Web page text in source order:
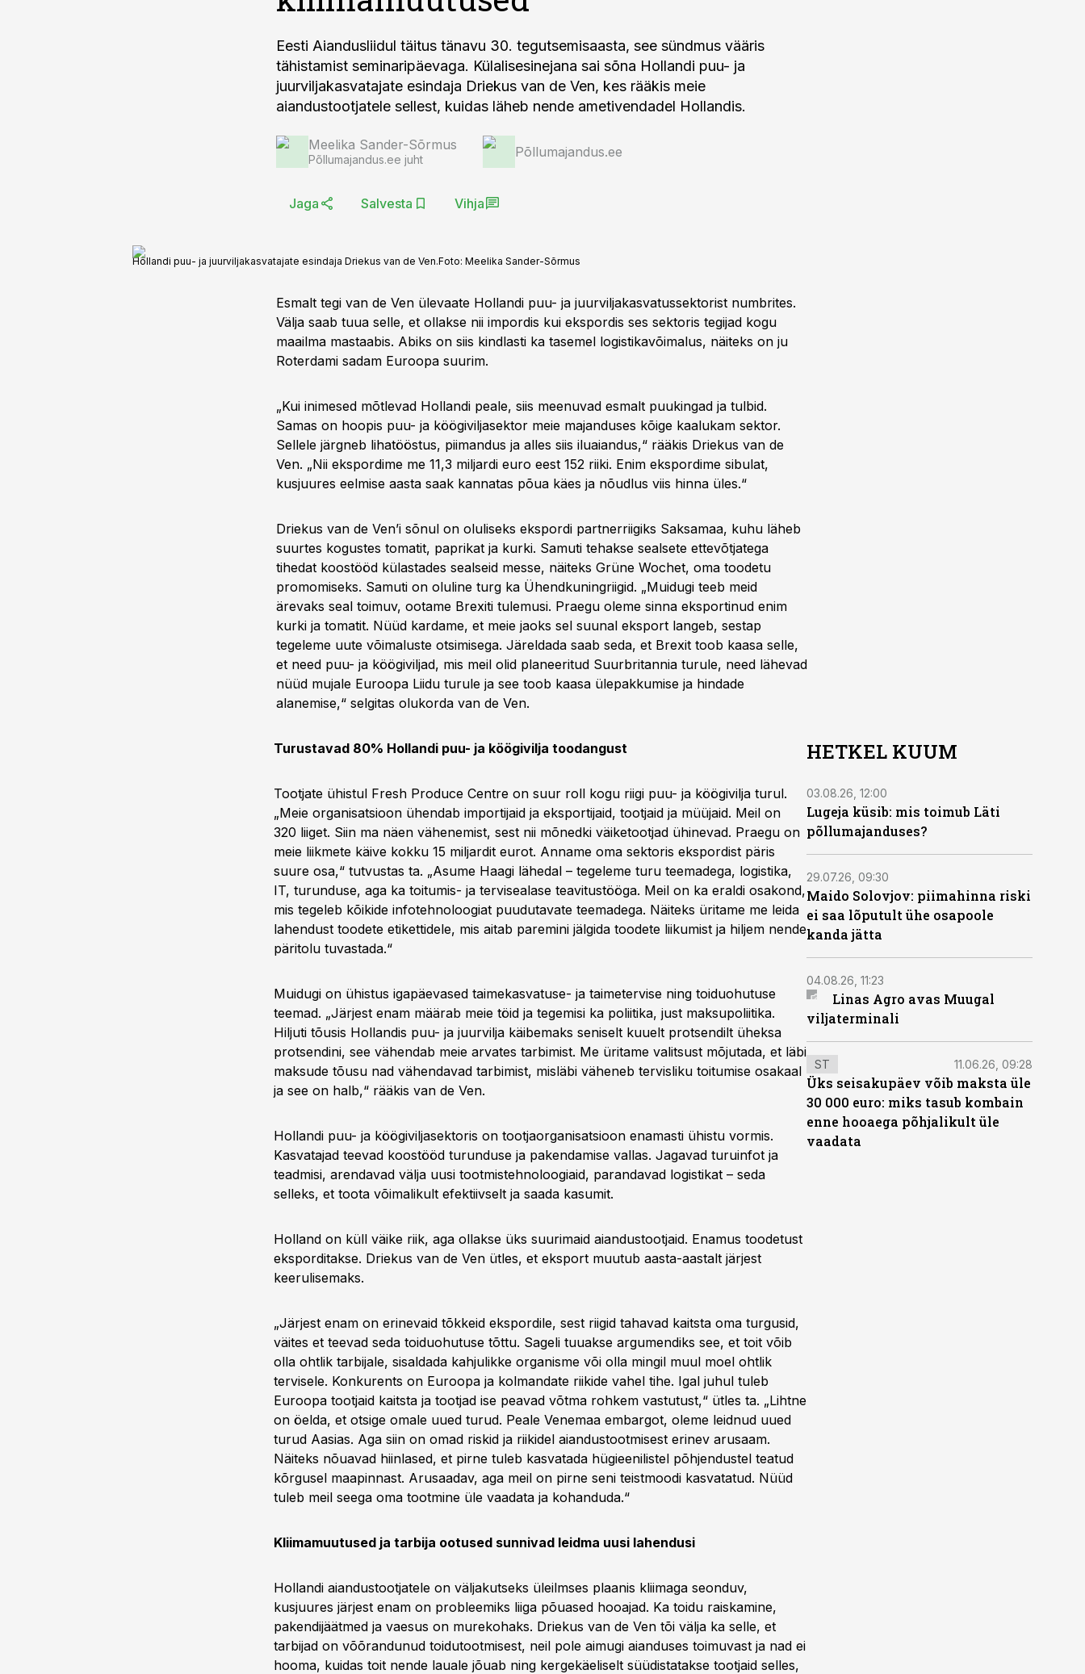
Eesti Aiandusliidul täitus tänavu 30. tegutsemisaasta, see sündmus vääris
tähistamist seminaripäevaga. Külalisesinejana sai sõna Hollandi puu- ja
juurviljakasvatajate esindaja Driekus van de Ven, kes rääkis meie
aiandustootjatele sellest, kuidas läheb nende ametivendadel Hollandis.
Meelika Sander-Sõrmus
Põllumajandus.ee juht Põllumajandus.ee
Jaga Salvesta Vihja
Hollandi puu- ja juurviljakasvatajate esindaja Driekus van de Ven.Foto: Meelika Sander-Sõrmus
Esmalt tegi van de Ven ülevaate Hollandi puu- ja juurviljakasvatussektorist numbrites.
Välja saab tuua selle, et ollakse nii impordis kui ekspordis ses sektoris tegijad kogu
maailma mastaabis. Abiks on siis kindlasti ka tasemel logistikavõimalus, näiteks on ju
Roterdami sadam Euroopa suurim.
„Kui inimesed mõtlevad Hollandi peale, siis meenuvad esmalt puukingad ja tulbid.
Samas on hoopis puu- ja köögiviljasektor meie majanduses kõige kaalukam sektor.
Sellele järgneb lihatööstus, piimandus ja alles siis iluaiandus,“ rääkis Driekus van de
Ven. „Nii ekspordime me 11,3 miljardi euro eest 152 riiki. Enim ekspordime sibulat,
kusjuures eelmise aasta saak kannatas põua käes ja nõudlus viis hinna üles.“
Driekus van de Ven’i sõnul on oluliseks ekspordi partnerriigiks Saksamaa, kuhu läheb
suurtes kogustes tomatit, paprikat ja kurki. Samuti tehakse sealsete ettevõtjatega
tihedat koostööd külastades sealseid messe, näiteks Grüne Wochet, oma toodetu
promomiseks. Samuti on oluline turg ka Ühendkuningriigid. „Muidugi teeb meid
ärevaks seal toimuv, ootame Brexiti tulemusi. Praegu oleme sinna eksportinud enim
kurki ja tomatit. Nüüd kardame, et meie jaoks sel suunal eksport langeb, sestap
tegeleme uute võimaluste otsimisega. Järeldada saab seda, et Brexit toob kaasa selle,
et need puu- ja köögiviljad, mis meil olid planeeritud Suurbritannia turule, need lähevad
nüüd mujale Euroopa Liidu turule ja see toob kaasa ülepakkumise ja hindade
alanemise,“ selgitas olukorda van de Ven.
Turustavad 80% Hollandi puu- ja köögivilja toodangust
Tootjate ühistul Fresh Produce Centre on suur roll kogu riigi puu- ja köögivilja turul.
„Meie organisatsioon ühendab importijaid ja eksportijaid, tootjaid ja müüjaid. Meil on
320 liiget. Siin ma näen vähenemist, sest nii mõnedki väiketootjad ühinevad. Praegu on
meie liikmete käive kokku 15 miljardit eurot. Anname oma sektoris ekspordist päris
suure osa,“ tutvustas ta. „Asume Haagi lähedal – tegeleme turu teemadega, logistika,
IT, turunduse, aga ka toitumis- ja tervisealase teavitustööga. Meil on ka eraldi osakond,
mis tegeleb kõikide infotehnoloogiat puudutavate teemadega. Näiteks üritame me leida
lahendust toodete etikettidele, mis aitab paremini jälgida toodete liikumist ja hiljem nende
päritolu tuvastada.“
Muidugi on ühistus igapäevased taimekasvatuse- ja taimetervise ning toiduohutuse
teemad. „Järjest enam määrab meie töid ja tegemisi ka poliitika, just maksupoliitika.
Hiljuti tõusis Hollandis puu- ja juurvilja käibemaks seniselt kuuelt protsendilt üheksa
protsendini, see vähendab meie arvates tarbimist. Me üritame valitsust mõjutada, et läbi
maksude tõusu nad vähendavad tarbimist, misläbi väheneb tervisliku toitumise osakaal
ja see on halb,“ rääkis van de Ven.
Hollandi puu- ja köögiviljasektoris on tootjaorganisatsioon enamasti ühistu vormis.
Kasvatajad teevad koostööd turunduse ja pakendamise vallas. Jagavad turuinfot ja
teadmisi, arendavad välja uusi tootmistehnoloogiaid, parandavad logistikat – seda
selleks, et toota võimalikult efektiivselt ja saada kasumit.
Holland on küll väike riik, aga ollakse üks suurimaid aiandustootjaid. Enamus toodetust
eksporditakse. Driekus van de Ven ütles, et eksport muutub aasta-aastalt järjest
keerulisemaks.
„Järjest enam on erinevaid tõkkeid ekspordile, sest riigid tahavad kaitsta oma turgusid,
väites et teevad seda toiduohutuse tõttu. Sageli tuuakse argumendiks see, et toit võib
olla ohtlik tarbijale, sisaldada kahjulikke organisme või olla mingil muul moel ohtlik
tervisele. Konkurents on Euroopa ja kolmandate riikide vahel tihe. Igal juhul tuleb
Euroopa tootjaid kaitsta ja tootjad ise peavad võtma rohkem vastutust,“ ütles ta. „Lihtne
on öelda, et otsige omale uued turud. Peale Venemaa embargot, oleme leidnud uued
turud Aasias. Aga siin on omad riskid ja riikidel aiandustootmisest erinev arusaam.
Näiteks nõuavad hiinlased, et pirne tuleb kasvatada hügieenilistel põhjendustel teatud
kõrgusel maapinnast. Arusaadav, aga meil on pirne seni teistmoodi kasvatatud. Nüüd
tuleb meil seega oma tootmine üle vaadata ja kohanduda.“
Kliimamuutused ja tarbija ootused sunnivad leidma uusi lahendusi
Hollandi aiandustootjatele on väljakutseks üleilmses plaanis kliimaga seonduv,
kusjuures järjest enam on probleemiks liiga põuased hooajad. Ka toidu raiskamine,
pakendijäätmed ja vaesus on murekohaks. Driekus van de Ven tõi välja ka selle, et
tarbijad on võõrandunud toidutootmisest, neil pole aimugi aianduses toimuvast ja nad ei
hooma, kuidas toit nende lauale jõuab ning kergekäeliselt süüdistatakse tootjaid selles,
HETKEL KUUM
03.08.26, 12:00
Lugeja küsib: mis toimub Läti
põllumajanduses?
29.07.26, 09:30
Maido Solovjov: piimahinna riski
ei saa lõputult ühe osapoole
kanda jätta
04.08.26, 11:23
Linas Agro avas Muugal
viljaterminali
ST 11.06.26, 09:28
Üks seisakupäev võib maksta üle
30 000 euro: miks tasub kombain
enne hooaega põhjalikult üle
vaadata